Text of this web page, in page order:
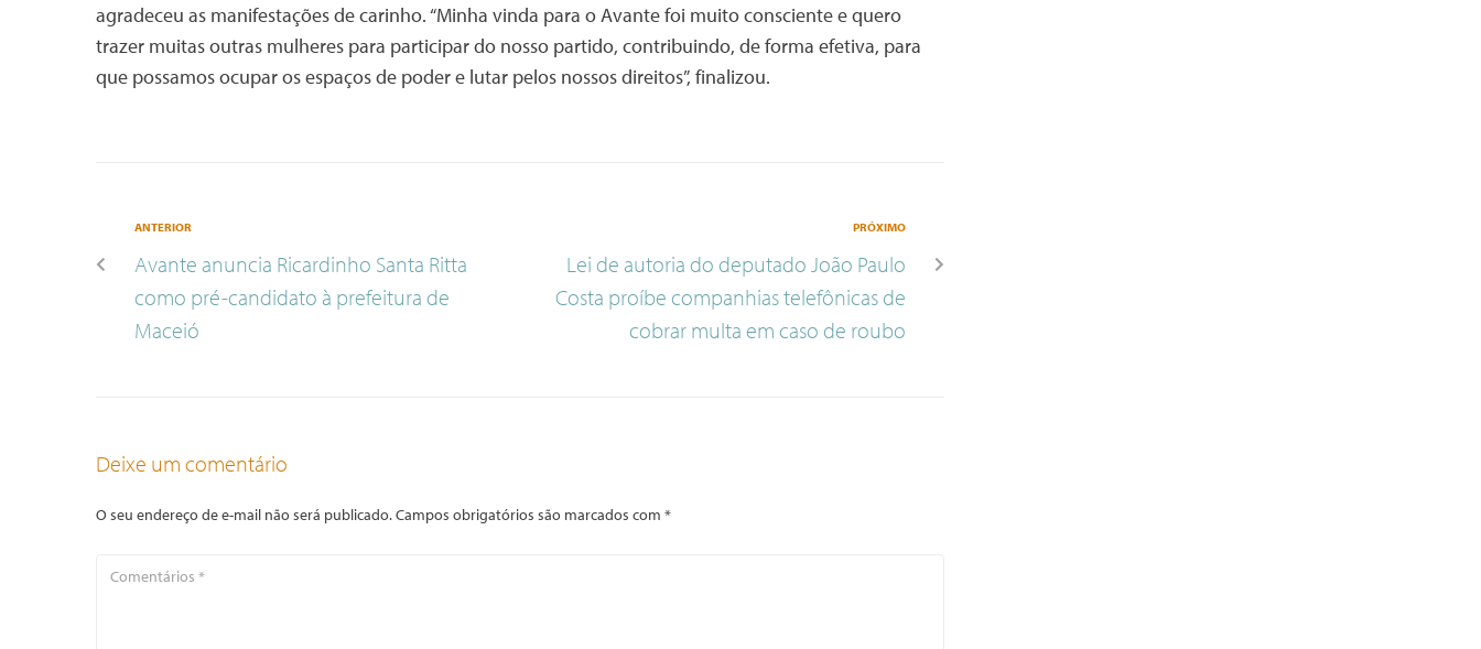
agradeceu as manifestações de carinho. “Minha vinda para o Avante foi muito consciente e quero
trazer muitas outras mulheres para participar do nosso partido, contribuindo, de forma efetiva, para
que possamos ocupar os espaços de poder e lutar pelos nossos direitos”, finalizou.
ANTERIOR
Avante anuncia Ricardinho Santa Ritta
como pré-candidato à prefeitura de
Maceió
PRÓXIMO
Lei de autoria do deputado João Paulo
Costa proíbe companhias telefônicas de
cobrar multa em caso de roubo
Deixe um comentário
O seu endereço de e-mail não será publicado.Campos obrigatórios são marcados com *